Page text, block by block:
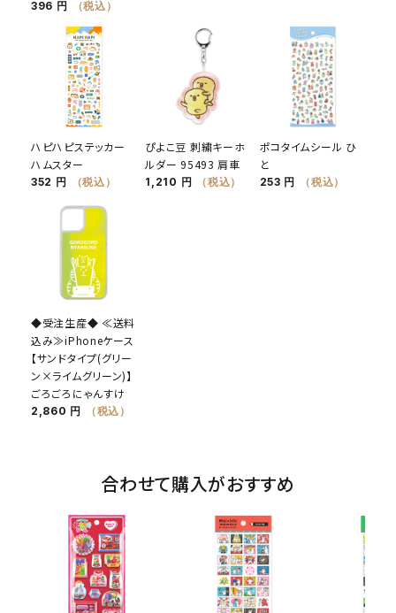
396 円 （税込）
ハピハピステッカー
ハムスター
352 円 （税込）
ぴよこ豆 刺繍キーホ
ルダー 95493 肩車
1,210 円 （税込）
ポコタイムシール ひ
と
253 円 （税込）
◆受注生産◆ ≪送料
込み≫iPhoneケース
【サンドタイプ(グリー
ン×ライムグリーン)】
ごろごろにゃんすけ
2,860 円 （税込）
合わせて購入がおすすめ